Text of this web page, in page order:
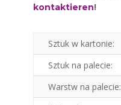
kontaktieren!
Sztuk w kartonie:
Sztuk na palecie:
Warstw na palecie: